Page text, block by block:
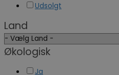
Udsolgt
Land
Økologisk
Ja